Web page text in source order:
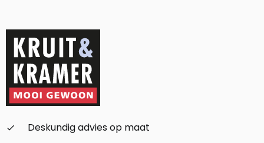
check_small
Deskundig advies op maat